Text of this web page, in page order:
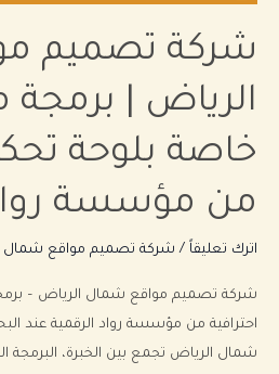
شركة تصميم
الرياض | برمجة
خاصة بلوحة
من مؤسسة
اترك تعليقاً / شركة تصميم مواقع شمال
شركة تصميم مواقع شمال الرياض –
احترافية من مؤسسة رواد الرقمية عند
شمال الرياض تجمع بين الخبرة، البرمجة
احترافية
مؤسسة
رواد
الرقمية